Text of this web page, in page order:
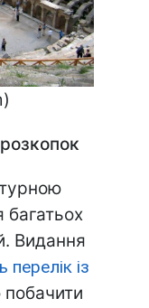
Видання
перелік із
побачити